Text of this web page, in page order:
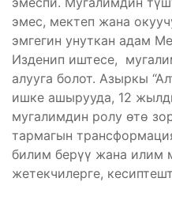
эмес, мектеп жана
эмгегин унуткан адам
Изденип иштесе,
алууга болот. Азыркы
ишке ашырууда, 12
мугалимдин ролу өтө
тармагын
билим берүү жана илим
жетекчилерге,